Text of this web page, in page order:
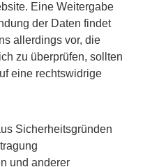
Eine Weitergabe
der Daten findet
allerdings vor, die
zu überprüfen, sollten
eine rechtswidrige
Sicherheitsgründen
und anderer